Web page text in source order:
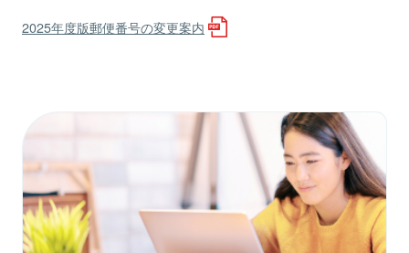
2025年度版郵便番号の変更案内